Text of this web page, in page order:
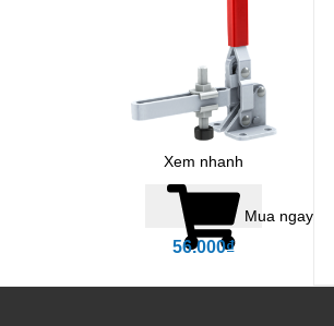
Xem nhanh
Mua ngay
56.000₫